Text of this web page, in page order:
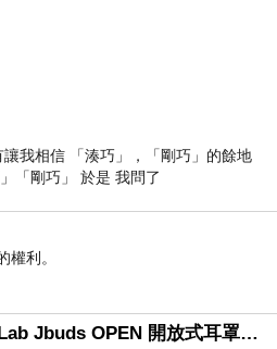
我相信 「湊巧」，「剛巧」的餘地
「剛巧」 於是 我問了
權利。
開箱｜JLab Jbuds OPEN 開放式耳罩藍牙耳機 - 設計美學，輕巧、透氣、環境音全物理達成！